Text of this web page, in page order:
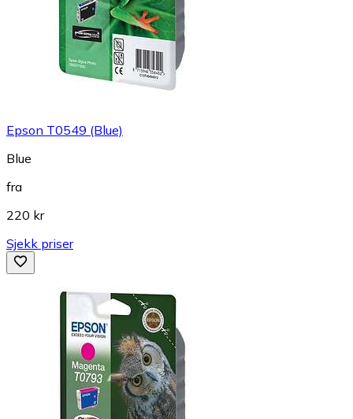
Epson T0549 (Blue)
Blue
fra
220 kr
Sjekk priser